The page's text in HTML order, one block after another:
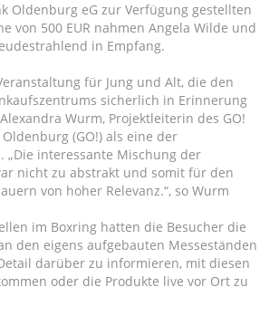
Oldenburg eG zur Verfügung gestellten
von 500 EUR nahmen Angela Wilde und
in Empfang.
für Jung und Alt, die den
sicherlich in Erinnerung
Wurm, Projektleiterin des GO!
(GO!) als eine der
„Die interessante Mischung der
nicht zu abstrakt und somit für den
von hoher Relevanz.“, so Wurm
im Boxring hatten die Besucher die
den eigens aufgebauten Messeständen
darüber zu informieren, mit diesen
oder die Produkte live vor Ort zu